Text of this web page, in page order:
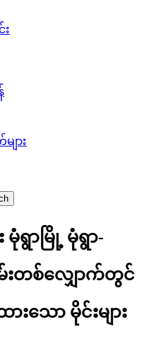
ျား
ရွာမြို့ မုံရွာ-
မ်းတစ်လျှောက်တွင်
းသော မိုင်းများ